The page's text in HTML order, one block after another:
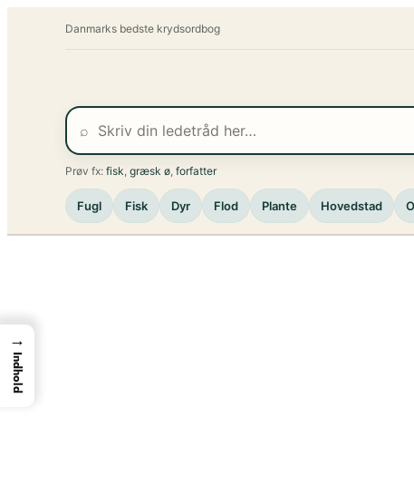
Danmarks bedste krydsordbog
⌕
Prøv fx: fisk græsk ø forfatter
Fugl Fisk Dyr Flod Plante Hovedstad
→
Indhold